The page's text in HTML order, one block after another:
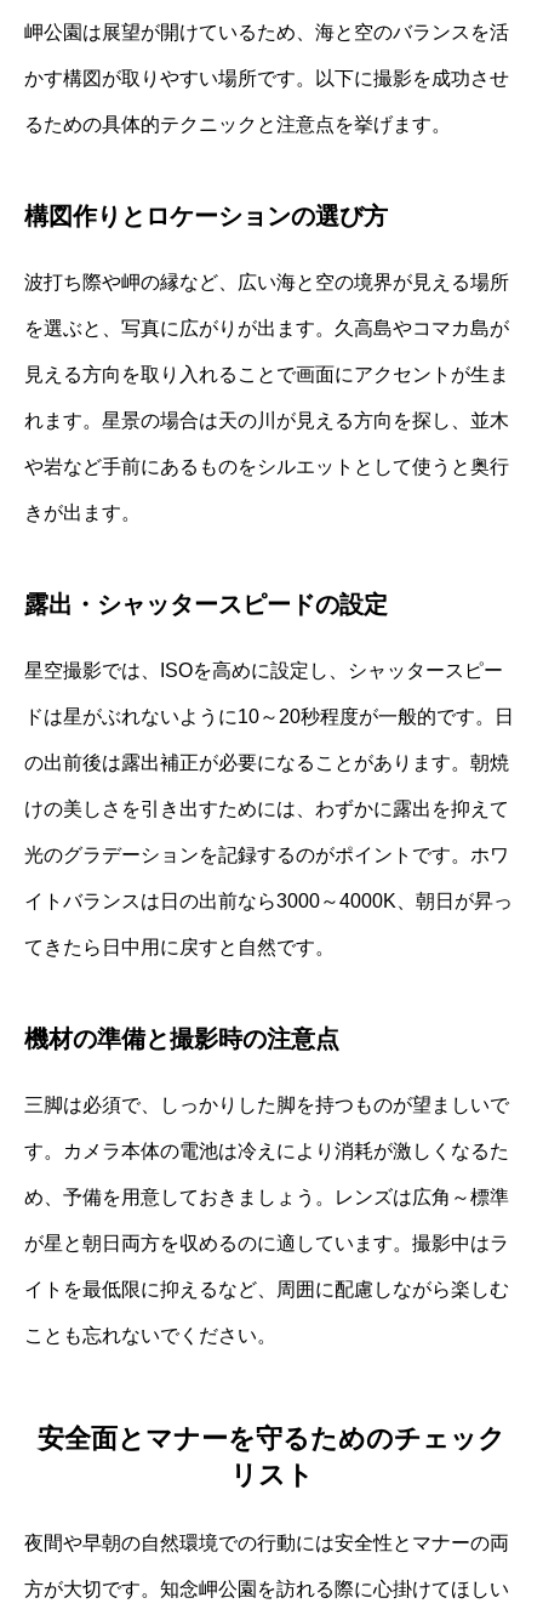
岬公園は展望が開けているため、海と空のバランスを活
かす構図が取りやすい場所です。以下に撮影を成功させ
るための具体的テクニックと注意点を挙げます。
構図作りとロケーションの選び方
波打ち際や岬の縁など、広い海と空の境界が見える場所
を選ぶと、写真に広がりが出ます。久高島やコマカ島が
見える方向を取り入れることで画面にアクセントが生ま
れます。星景の場合は天の川が見える方向を探し、並木
や岩など手前にあるものをシルエットとして使うと奥行
きが出ます。
露出・シャッタースピードの設定
星空撮影では、ISOを高めに設定し、シャッタースピー
ドは星がぶれないように10～20秒程度が一般的です。日
の出前後は露出補正が必要になることがあります。朝焼
けの美しさを引き出すためには、わずかに露出を抑えて
光のグラデーションを記録するのがポイントです。ホワ
イトバランスは日の出前なら3000～4000K、朝日が昇っ
てきたら日中用に戻すと自然です。
機材の準備と撮影時の注意点
三脚は必須で、しっかりした脚を持つものが望ましいで
す。カメラ本体の電池は冷えにより消耗が激しくなるた
め、予備を用意しておきましょう。レンズは広角～標準
が星と朝日両方を収めるのに適しています。撮影中はラ
イトを最低限に抑えるなど、周囲に配慮しながら楽しむ
ことも忘れないでください。
安全面とマナーを守るためのチェック
リスト
夜間や早朝の自然環境での行動には安全性とマナーの両
方が大切です。知念岬公園を訪れる際に心掛けてほしい